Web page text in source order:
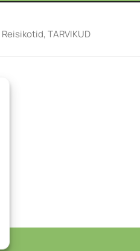
Reisikotid, TARVIKUD